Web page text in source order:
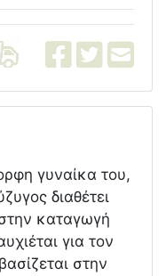
γυναίκα του,
διαθέτει
καταγωγή
για τον
στην